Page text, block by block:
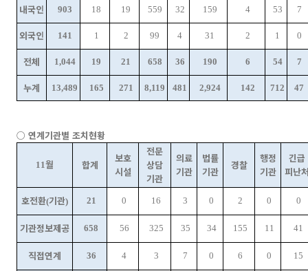
내국인 903 18 19 559 32 159 4 53 7
외국인 141 1 2 99 4 31 2 1 0
전체 1,044 19 21 658 36 190 6 54 7
누계 13,489 165 271 8,119 481 2,924 142 712 47
○ 연계기관별 조치현황
11월 합계
보호
시설
전문
상담
기관
의료
기관
법률
기관
경찰
행정
기관
긴급
피난
호전환(기관) 21 0 16 3 0 2 0 0
기관정보제공 658 56 325 35 34 155 11 41
직접연계 36 4 3 7 0 6 0 15